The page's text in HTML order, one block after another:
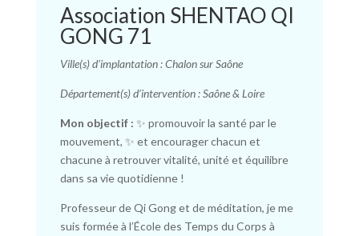
Association SHENTAO QI
GONG 71
Ville(s) d’implantation : Chalon sur Saône
Département(s) d’intervention : Saône & Loire
Mon objectif : ✨ promouvoir la santé par le
mouvement, ✨ et encourager chacun et
chacune à retrouver vitalité, unité et équilibre
dans sa vie quotidienne !
Professeur de Qi Gong et de méditation, je me
suis formée à l’École des Temps du Corps à